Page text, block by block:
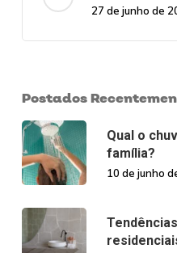
27 de junho de
Postados
Qual o
família?
10 de junho